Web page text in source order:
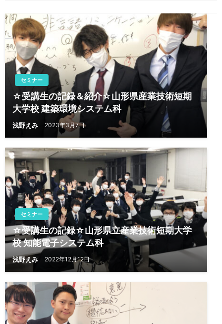
セミナー
☆受講生の記録＆紹介☆山形県産業技術短期
大学校 建築環境システム科
浅野えみ 2023年3月7日
セミナー
☆受講生の記録☆山形県立産業技術短期大学
校 知能電子システム科
浅野えみ 2022年12月12日